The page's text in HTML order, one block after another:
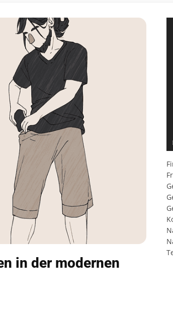
in der modernen